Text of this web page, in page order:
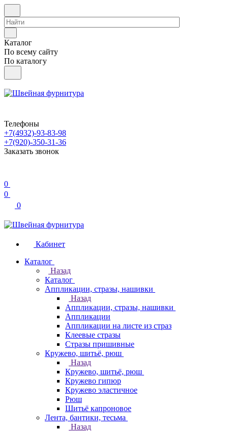
Каталог
По всему сайту
По каталогу
Телефоны
+7(4932)-93-83-98
+7(920)-350-31-36
Заказать звонок
0
0
0
Кабинет
Каталог
Назад
Каталог
Аппликации, стразы, нашивки
Назад
Аппликации, стразы, нашивки
Аппликации
Аппликации на листе из страз
Клеевые стразы
Стразы пришивные
Кружево, шитьё, рюш
Назад
Кружево, шитьё, рюш
Кружево гипюр
Кружево эластичное
Рюш
Шитьё капроновое
Лента, бантики, тесьма
Назад